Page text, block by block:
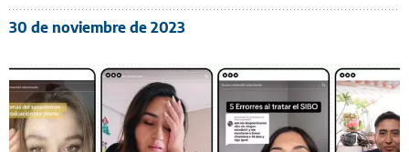
30 de noviembre de 2023